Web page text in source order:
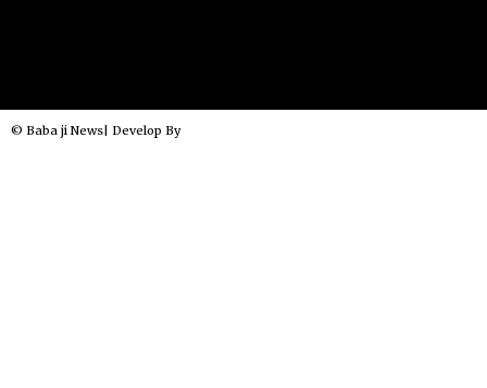
© Baba ji News| Develop By